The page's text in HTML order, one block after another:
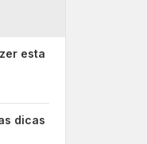
esta
dicas